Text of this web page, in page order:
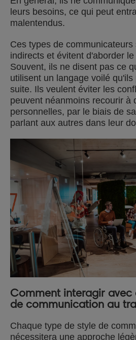
leurs besoins, ce qui peut
malentendus.
Ces types de communicateurs
indirects et évitent d'aborder
Souvent, ils ne disent pas ce
utilisent un langage voilé
suite. Ils veulent éviter les
peuvent néanmoins recourir à
personnelles, par le biais de
parlant aux autres dans leur
Comment interagir avec
de communication au
Chaque type de style de
nécessitera une approche